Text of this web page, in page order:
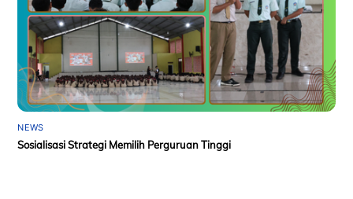
NEWS
Sosialisasi Strategi Memilih Perguruan Tinggi